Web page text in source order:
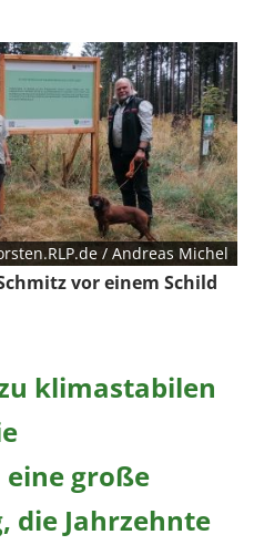
/ Andreas Michel
vor einem Schild
klimastabilen
große
die Jahrzehnte